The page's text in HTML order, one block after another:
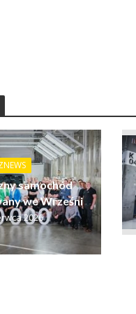
samochód
we Wrześni
2026